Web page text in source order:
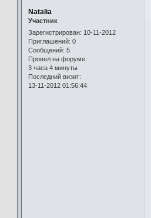
Natalia
Участник
Зарегистрирован: 10-11-2012
Приглашений: 0
Сообщений: 5
Провел на форуме:
3 часа 4 минуты
Последний визит:
13-11-2012 01:56:44